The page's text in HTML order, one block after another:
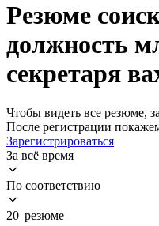
Резюме
должность
секретаря
Чтобы видеть все резюме,
После регистрации
Зарегистрироваться
За всё время
По соответствию
20 резюме